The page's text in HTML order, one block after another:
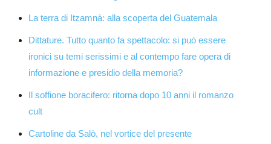
La terra di Itzamnà: alla scoperta del Guatemala
Dittature. Tutto quanto fa spettacolo: si può essere
ironici su temi serissimi e al contempo fare opera di
informazione e presidio della memoria?
Il soffione boracifero: ritorna dopo 10 anni il romanzo
cult
Cartoline da Salò, nel vortice del presente